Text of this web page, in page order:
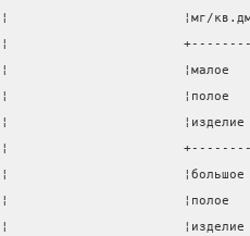
¦                       ¦мг/
¦
¦                       ¦малое
¦                       ¦полое
¦
¦
¦
¦                       ¦полое
¦